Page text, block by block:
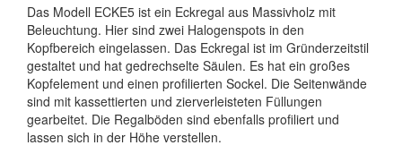
Das Modell ECKE5 ist ein Eckregal aus Massivholz mit
Beleuchtung. Hier sind zwei Halogenspots in den
Kopfbereich eingelassen. Das Eckregal ist im Gründerzeitstil
gestaltet und hat gedrechselte Säulen. Es hat ein großes
Kopfelement und einen profilierten Sockel. Die Seitenwände
sind mit kassettierten und zierverleisteten Füllungen
gearbeitet. Die Regalböden sind ebenfalls profiliert und
lassen sich in der Höhe verstellen.